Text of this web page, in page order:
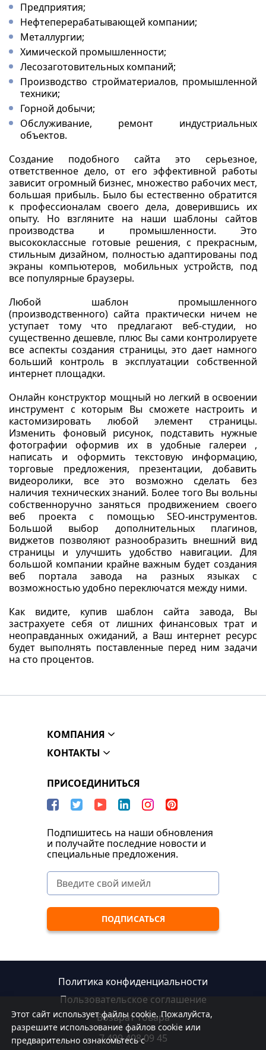
Предприятия;
Нефтеперерабатывающей компании;
Металлургии;
Химической промышленности;
Лесозаготовительных компаний;
Производство стройматериалов, промышленной
техники;
Горной добычи;
Обслуживание, ремонт индустриальных
объектов.
Создание подобного сайта это серьезное,
ответственное дело, от его эффективной работы
зависит огромный бизнес, множество рабочих мест,
большая прибыль. Было бы естественно обратится
к профессионалам своего дела, доверившись их
опыту. Но взгляните на наши шаблоны сайтов
производства и промышленности. Это
высококлассные готовые решения, с прекрасным,
стильным дизайном, полностью адаптированы под
экраны компьютеров, мобильных устройств, под
все популярные браузеры.
Любой шаблон промышленного
(производственного) сайта практически ничем не
уступает тому что предлагают веб-студии, но
существенно дешевле, плюс Вы сами контролируете
все аспекты создания страницы, это дает намного
больший контроль в эксплуатации собственной
интернет площадки.
Онлайн конструктор мощный но легкий в освоении
инструмент с которым Вы сможете настроить и
кастомизировать любой элемент страницы.
Изменить фоновый рисунок, подставить нужные
фотографии оформив их в удобные галереи ,
написать и оформить текстовую информацию,
торговые предложения, презентации, добавить
видеоролики, все это возможно сделать без
наличия технических знаний. Более того Вы вольны
собственноручно заняться продвижением своего
веб проекта с помощью SEO-инструментов.
Большой выбор дополнительных плагинов,
виджетов позволяют разнообразить внешний вид
страницы и улучшить удобство навигации. Для
большой компании крайне важным будет создания
веб портала завода на разных языках с
возможностью удобно переключатся между ними.
Как видите, купив шаблон сайта завода, Вы
застрахуете себя от лишних финансовых трат и
неоправданных ожиданий, а Ваш интернет ресурс
будет выполнять поставленные перед ним задачи
на сто процентов.
Этот сайт использует файлы cookie. Пожалуйста,
разрешите использование файлов cookie или
предварительно ознакомьтесь с
КОМПАНИЯ
КОНТАКТЫ
ПРИСОЕДИНИТЬСЯ
Подпишитесь на наши обновления
и получайте последние новости и
специальные предложения.
Политика конфиденциальности
Пользовательское соглашение
Возврат товара
7 499 408 09 45